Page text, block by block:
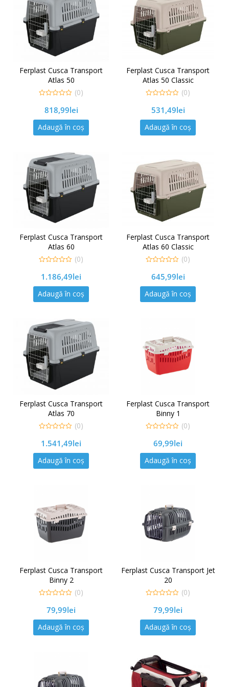
Ferplast Cusca Transport
Atlas 50
out
5
(0)
818,99lei
Adaugă în coș
Ferplast Cusca Transport
Atlas 50 Classic
out
5
(0)
531,49lei
Adaugă în coș
Ferplast Cusca Transport
Atlas 60
out
of
5
(0)
1.186,49lei
Adaugă în coș
Ferplast Cusca Transport
Atlas 60 Classic
out
5
(0)
645,99lei
Adaugă în coș
Ferplast Cusca Transport
Atlas 70
out
of
5
(0)
1.541,49lei
Adaugă în coș
Ferplast Cusca Transport
Binny 1
5
(0)
69,99lei
Adaugă în coș
Ferplast Cusca Transport
Binny 2
5
(0)
79,99lei
Adaugă în coș
Ferplast Cusca Transport Jet
20
5
(0)
79,99lei
Adaugă în coș